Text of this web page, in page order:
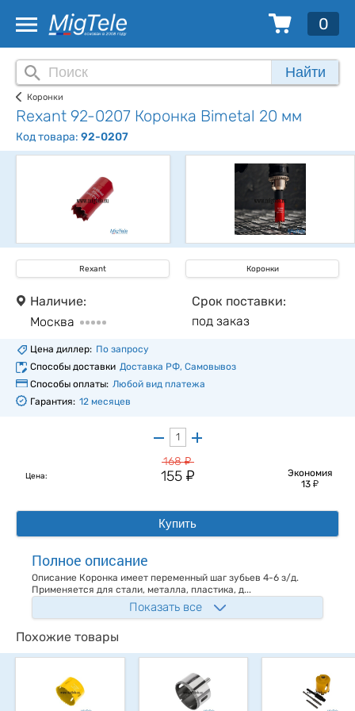
0
Найти
Коронки
Rexant 92-0207 Коронка Bimetal 20 мм
Код товара: 92-0207
Rexant Коронки
Наличие:
Москва
Срок поставки:
под заказ
Цена диллер: По запросу
Способы доставки Доставка РФ, Самовывоз
Способы оплаты: Любой вид платежа
Гарантия: 12 месяцев
Цена:
168у
155 у
Экономия
13у
Купить
Полное описание
Описание Коронка имеет переменный шаг зубьев 4-6 з/д.
Применяется для стали, металла, пластика, д...
Показать все
Похожие товары